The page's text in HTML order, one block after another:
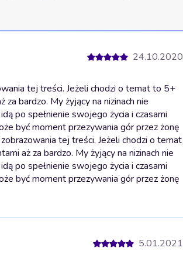
24.10.2020
tej treści. Jeżeli chodzi o temat to 5+
bardzo. My żyjący na nizinach nie
po spełnienie swojego życia i czasami
być moment przezywania gór przez żonę
tej treści. Jeżeli chodzi o temat
aż za bardzo. My żyjący na nizinach nie
po spełnienie swojego życia i czasami
być moment przezywania gór przez żonę
5.01.2021